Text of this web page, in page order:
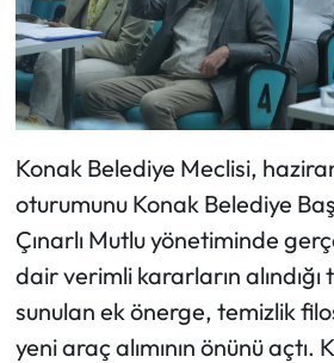
Konak Belediye Meclisi,
oturumunu Konak Belediye
Çınarlı Mutlu yönetiminde
dair verimli kararların alındığı
sunulan ek önerge, temizlik
yeni araç alımının önünü açtı.